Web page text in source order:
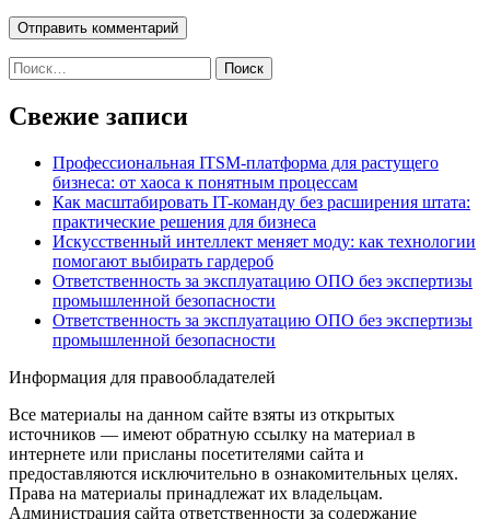
Найти:
Свежие записи
Профессиональная ITSM-платформа для растущего
бизнеса: от хаоса к понятным процессам
Как масштабировать IT-команду без расширения штата:
практические решения для бизнеса
Искусственный интеллект меняет моду: как технологии
помогают выбирать гардероб
Ответственность за эксплуатацию ОПО без экспертизы
промышленной безопасности
Ответственность за эксплуатацию ОПО без экспертизы
промышленной безопасности
Информация для правообладателей
Все материалы на данном сайте взяты из открытых
источников — имеют обратную ссылку на материал в
интернете или присланы посетителями сайта и
предоставляются исключительно в ознакомительных целях.
Права на материалы принадлежат их владельцам.
Администрация сайта ответственности за содержание